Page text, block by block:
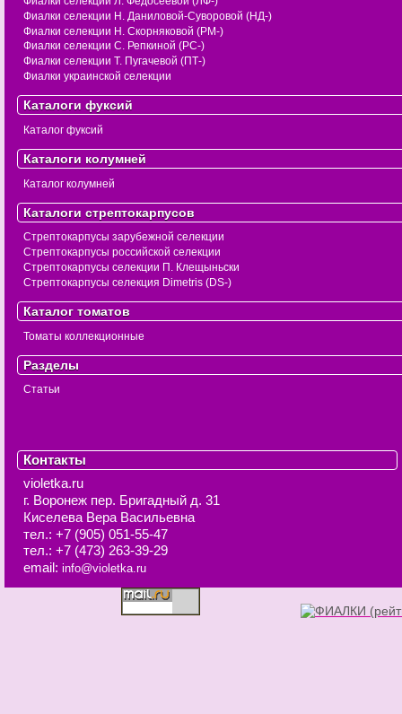
Фиалки селекции Н. Даниловой-Суворовой (НД-)
Фиалки селекции Н. Скорняковой (РМ-)
Фиалки селекции С. Репкиной (РС-)
Фиалки селекции Т. Пугачевой (ПТ-)
Фиалки украинской селекции
Каталоги фуксий
Каталог фуксий
Каталоги колумней
Каталог колумней
Каталоги стрептокарпусов
Стрептокарпусы зарубежной селекции
Стрептокарпусы российской селекции
Стрептокарпусы селекции П. Клещыньски
Стрептокарпусы селекция Dimetris (DS-)
Каталог томатов
Томаты коллекционные
Разделы
Статьи
Контакты
violetka.ru
г. Воронеж пер. Бригадный д. 31
Киселева Вера Васильевна
тел.: +7 (905) 051-55-47
тел.: +7 (473) 263-39-29
email: info@violetka.ru